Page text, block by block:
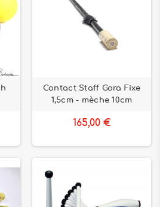
Contact Staff Gora Fixe
1,5cm - mèche 10cm
165,00 €